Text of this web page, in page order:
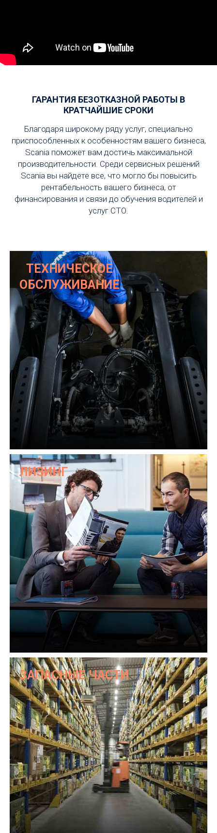
ГАРАНТИЯ БЕЗОТКАЗНОЙ РАБОТЫ В
КРАТЧАЙШИЕ СРОКИ
Благодаря широкому ряду услуг, специально
приспособленных к особенностям вашего бизнеса,
Scania поможет вам достичь максимальной
производительности. Среди сервисных решений
Scania вы найдете все, что могло бы повысить
рентабельность вашего бизнеса, от
финансирования и связи до обучения водителей и
услуг СТО.
ТЕХНИЧЕСКОЕ
ОБСЛУЖИВАНИЕ
ЛИЗИНГ
ЗАПАСНЫЕ ЧАСТИ